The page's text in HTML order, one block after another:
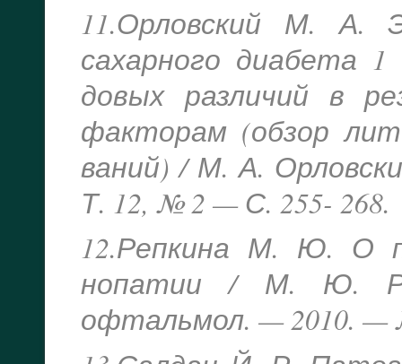
11.Орловский М. А.
сахарного диабета
довых различий в
факторам (обзор
ваний) / М. А.
Т. 12, № 2 — С. 255- 268.
12.Репкина М. Ю. О
нопатии / М. Ю.
офтальмол. — 2010. —